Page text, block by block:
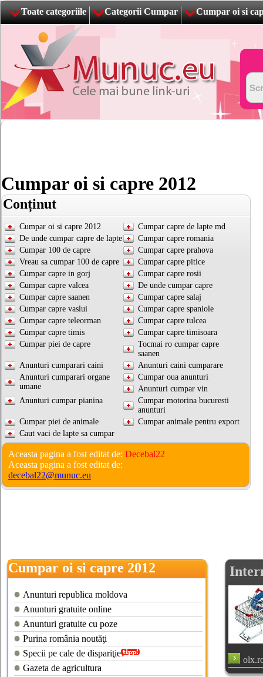
Toate categoriile Categorii Cumpar Cumpar oi si
Cumpar oi si capre 2012
Conținut
Cumpar oi si capre 2012
Cumpar capre de lapte md
De unde cumpar capre de lapte
Cumpar capre romania
Cumpar 100 de capre
Cumpar capre prahova
Vreau sa cumpar 100 de capre
Cumpar capre pitice
Cumpar capre in gorj
Cumpar capre rosii
Cumpar capre valcea
De unde cumpar capre
Cumpar capre saanen
Cumpar capre salaj
Cumpar capre vaslui
Cumpar capre spaniole
Cumpar capre teleorman
Cumpar capre tulcea
Cumpar capre timis
Cumpar capre timisoara
Cumpar piei de capre
Tocmai ro cumpar capre
saanen
Anunturi cumparari caini
Anunturi caini cumparare
Anunturi cumparari organe
umane
Cumpar oua anunturi
Anunturi cumpar vin
Anunturi cumpar pianina
Cumpar motorina bucuresti
anunturi
Cumpar piei de animale
Cumpar animale pentru export
Caut vaci de lapte sa cumpar
Aceasta pagina a fost editat de: Decebal22
Aceasta pagina a fost editat de:
decebal22@munuc.eu
Cumpar oi si capre 2012
Anunturi republica moldova
Anunturi gratuite online
Anunturi gratuite cu poze
Purina românia noutăţi
Specii pe cale de dispariţie
Gazeta de agricultura